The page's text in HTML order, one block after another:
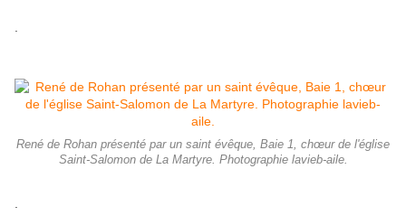
René de Rohan présenté par un saint évêque, Baie 1, chœur de l'église
Saint-Salomon de La Martyre. Photographie lavieb-aile.